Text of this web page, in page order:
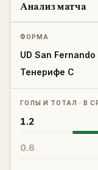
Войти
Анализ матча
ФОРМА
UD San Fernando
Тенерифе C
ГОЛЫ И ТОТАЛ · В
1.2
0.6